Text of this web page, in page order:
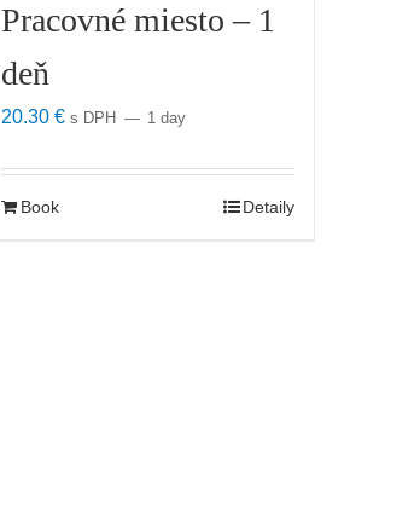
Pracovné miesto – 1
deň
20.30 € s DPH 1 day
Book Detaily